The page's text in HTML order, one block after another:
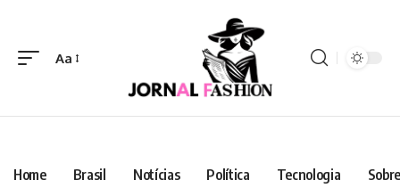
Aa
Home Brasil Notícias Política Tecnologia